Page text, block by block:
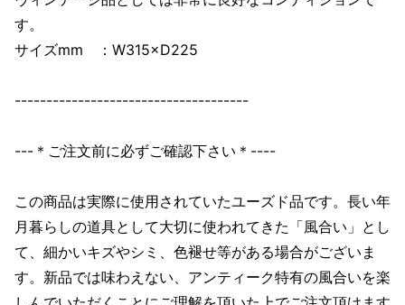
す。
サイズmm ：W315×D225
-------------------------------------
---＊ご注文前に必ずご確認下さい＊----
この商品は実際に使用されていたユーズド品です。長い年
月暮らしの道具として大切に使われてきた「風合い」とし
て、細かいキズやシミ、色褪せ等がある場合がございま
す。新品では味わえない、アンティーク特有の風合いを楽